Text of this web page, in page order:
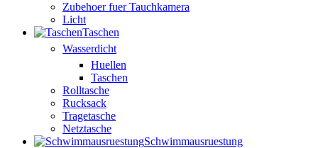
Zubehoer fuer Tauchkamera
Licht
Taschen
Wasserdicht
Huellen
Taschen
Rolltasche
Rucksack
Tragetasche
Netztasche
Schwimmausruestung